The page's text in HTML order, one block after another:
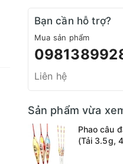
Bạn cần hỗ trợ?
Mua sản phẩm
Liên hệ
Sản phẩm vừa
Phao câu
(Tải 3.5g,